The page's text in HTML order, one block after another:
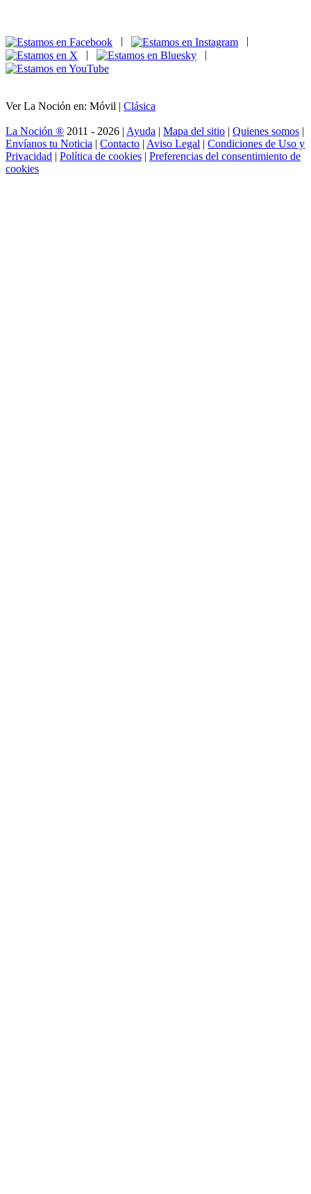
|
|
Ver La Noción en: Móvil | Clásica
La Noción ® 2011 - 2026 | Ayuda | Mapa del sitio | Quienes somos |
Envíanos tu Noticia | Contacto | Aviso Legal | Condiciones de Uso y
Privacidad | Política de cookies | Preferencias del consentimiento de
cookies